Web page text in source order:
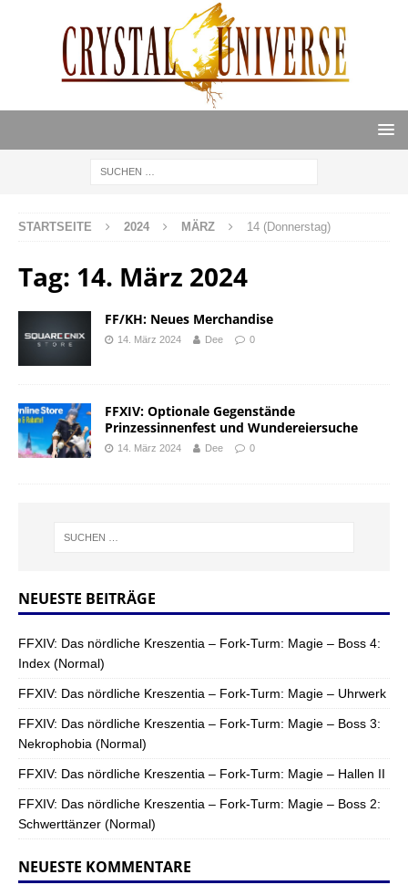
STARTSEITE 2024 MÄRZ 14 (Donnerstag)
Tag: 14. März 2024
FF/KH: Neues Merchandise
14. März 2024 Dee 0
FFXIV: Optionale Gegenstände
Prinzessinnenfest und Wundereiersuche
14. März 2024 Dee 0
NEUESTE BEITRÄGE
FFXIV: Das nördliche Kreszentia – Fork-Turm: Magie – Boss 4:
Index (Normal)
FFXIV: Das nördliche Kreszentia – Fork-Turm: Magie – Uhrwerk
FFXIV: Das nördliche Kreszentia – Fork-Turm: Magie – Boss 3:
Nekrophobia (Normal)
FFXIV: Das nördliche Kreszentia – Fork-Turm: Magie – Hallen II
FFXIV: Das nördliche Kreszentia – Fork-Turm: Magie – Boss 2:
Schwerttänzer (Normal)
NEUESTE KOMMENTARE